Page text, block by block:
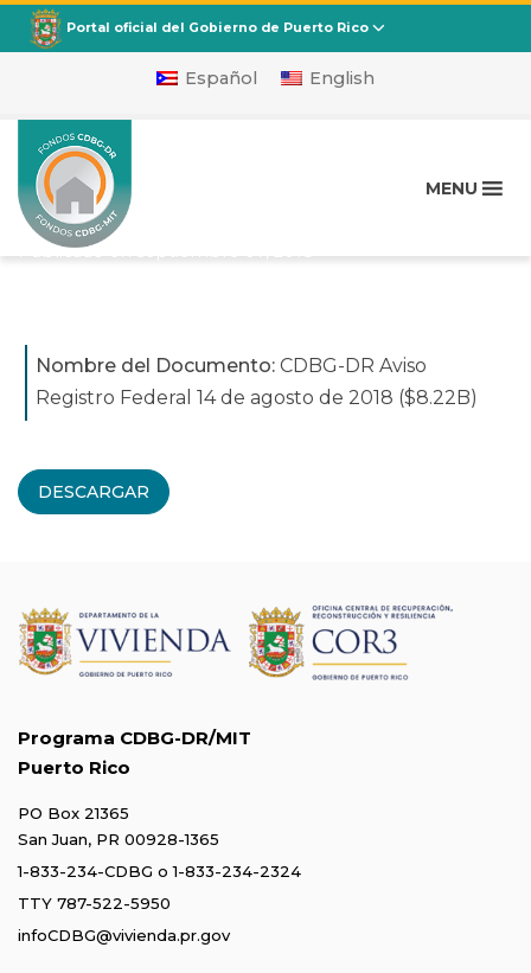
CDBG
Departamento de la Vivienda
Portal oficial del Gobierno de Puerto Rico
Español English
MENU
CDBG-DR Aviso Registro
Federal 14 de agosto de
2018 ($8.22B)
Publicado enseptiembre 07, 2018
Nombre del Documento: CDBG-DR Aviso
Registro Federal 14 de agosto de 2018 ($8.22B)
DESCARGAR
Programa CDBG-DR/MIT
Puerto Rico
PO Box 21365
San Juan, PR 00928-1365
1-833-234-CDBG o1-833-234-2324
TTY 787-522-5950
infoCDBG@vivienda.pr.gov